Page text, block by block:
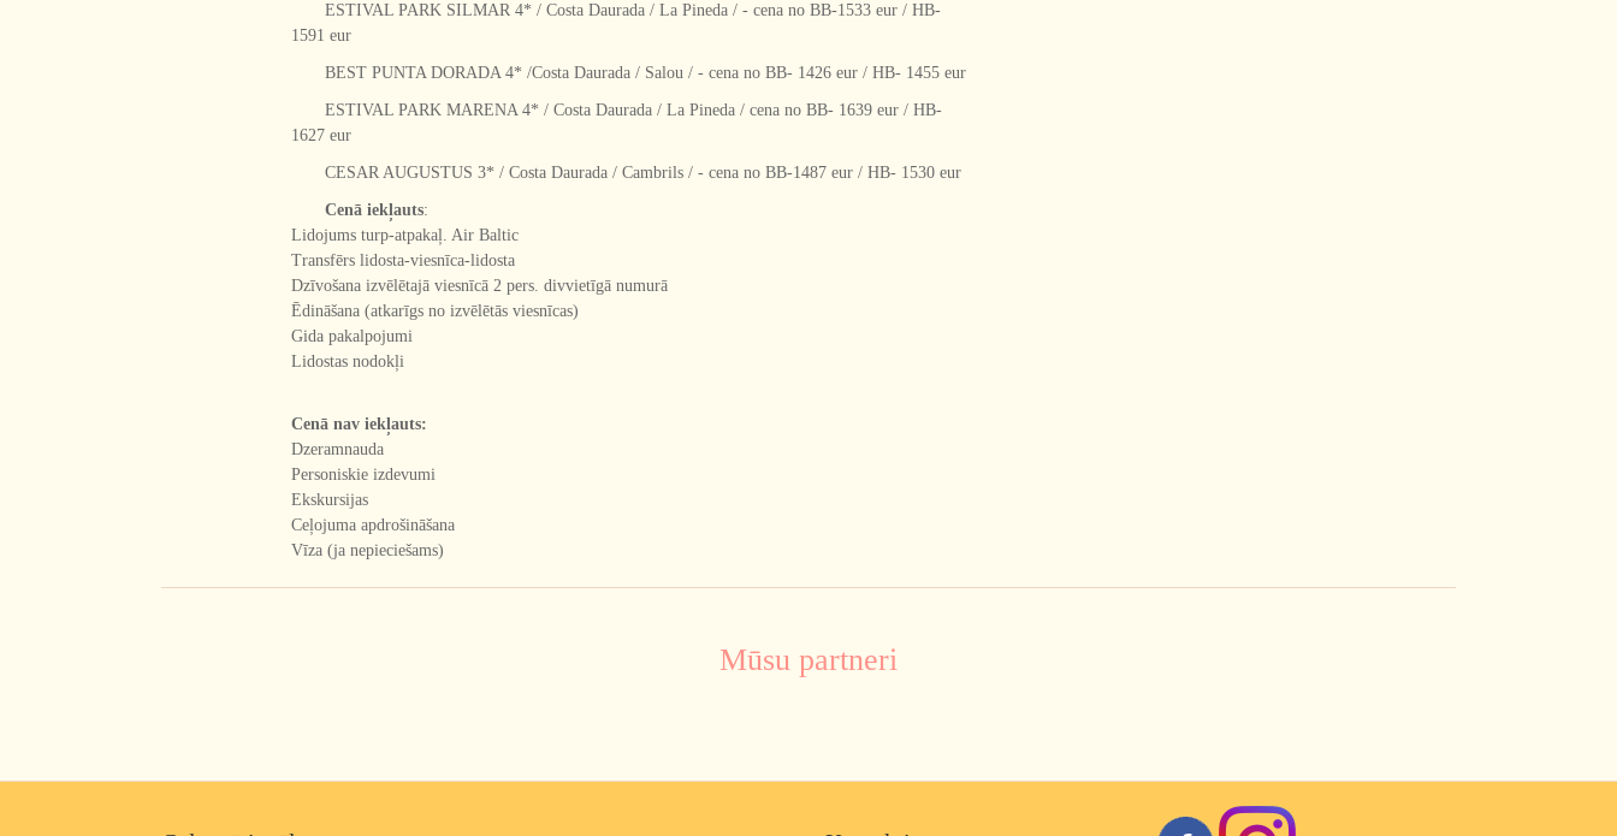
ESTIVAL PARK SILMAR 4* / Costa Daurada / La Pineda / - cena no BB-1533 eur / HB-
1591 eur
BEST PUNTA DORADA 4* /Costa Daurada / Salou / - cena no BB- 1426 eur / HB- 1455 eur
ESTIVAL PARK MARENA 4* / Costa Daurada / La Pineda / cena no BB- 1639 eur / HB-
1627 eur
CESAR AUGUSTUS 3* / Costa Daurada / Cambrils / - cena no BB-1487 eur / HB- 1530 eur
Cenā iekļauts:
Lidojums turp-atpakaļ. Air Baltic
Transfērs lidosta-viesnīca-lidosta
Dzīvošana izvēlētajā viesnīcā 2 pers. divvietīgā numurā
Ēdināšana (atkarīgs no izvēlētās viesnīcas)
Gida pakalpojumi
Lidostas nodokļi
Cenā nav iekļauts:
Dzeramnauda
Personiskie izdevumi
Ekskursijas
Ceļojuma apdrošināšana
Vīza (ja nepieciešams)
Mūsu partneri